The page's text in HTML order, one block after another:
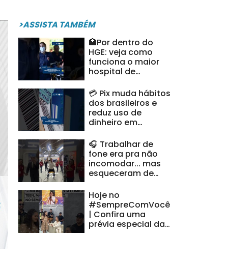
>ASSISTA TAMBÉM
🏥Por dentro do
HGE: veja como
funciona o maior
hospital de
Alagoas
#CidadeAL
💳 Pix muda hábitos
dos brasileiros e
reduz uso de
dinheiro em
🎧 Trabalhar de
fone era pra não
incomodar... mas
esqueceram de
#HoraDoVentura
Hoje no
#SempreComVocê
| Confira uma
prévia especial da